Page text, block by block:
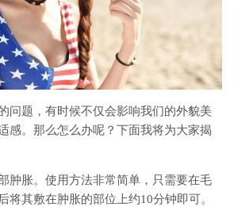
问题，有时候不仅会影响我们的外貌美
感。那么怎么办呢？下面我将为大家揭
肿胀。使用方法非常简单，只需要在毛
将其敷在肿胀的部位上约10分钟即可。